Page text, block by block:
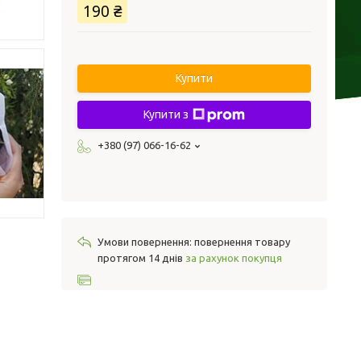
190 ₴
Купити
Купити з
+380 (97) 066-16-62
повернення товару
протягом 14 днів за рахунок покупця